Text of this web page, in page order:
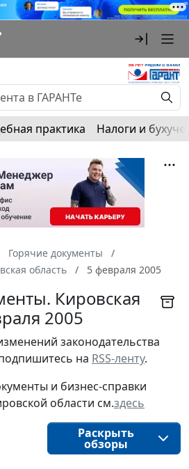
практика Налоги и
Горячие документы
область 5 февраля 2005
Кировская
2005
законодательства
на RSS-ленту.
и бизнес-справки
области см.здесь
Раскрыть
обзоры